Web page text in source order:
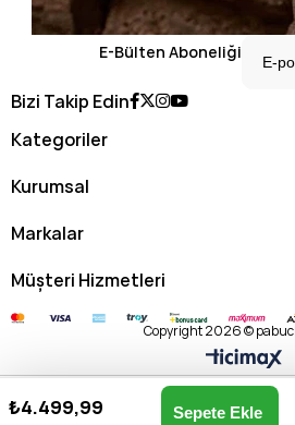
E-Bülten Aboneliği
Bizi Takip Edin
Kategoriler
Kurumsal
Markalar
Müşteri Hizmetleri
Copyright 2026 ©
U.s. Polo Assn. Kadın Postacı Çantası US25156-
₺4.499,99
Anasayfa Favorilerim